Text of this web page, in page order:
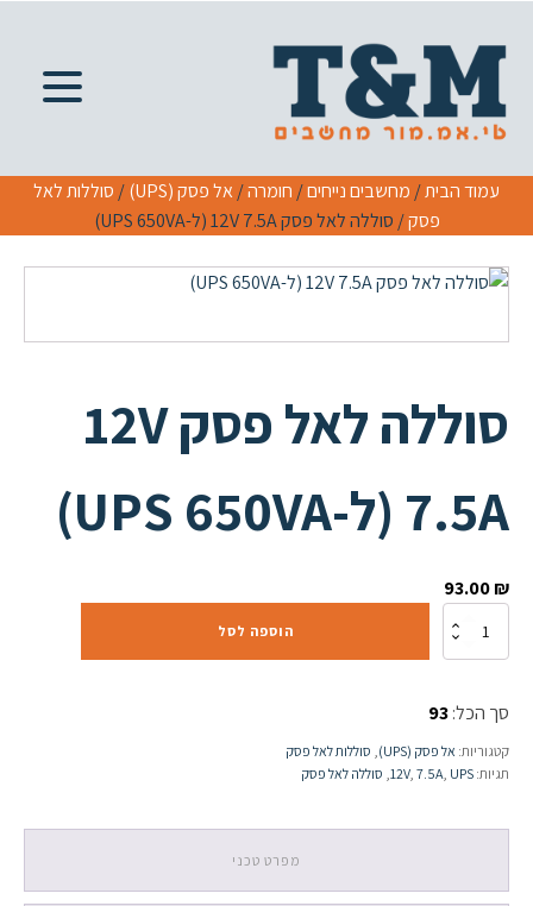
עמוד הבית/ מחשבים נייחים/ חומרה/אל פסק (UPS) / סוללות לאל
פסק/ סוללה לאל פסק 12V 7.5A (ל-UPS 650VA)
סוללה לאל פסק 12V
7.5A (ל-UPS 650VA)
93.00₪
כמות
פסק
7.5A
(ל-
650VA)
הוספה לסל
סך הכל:93
קטגוריות: אל פסק (UPS)
סוללות לאל פסק
תגיות:
12V, 7.5A UPS סוללה לאל פסק
מפרט טכני